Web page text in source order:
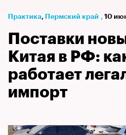
Практика⁠, Пермский край , 10
Поставки
Китая в РФ:
работает
импорт